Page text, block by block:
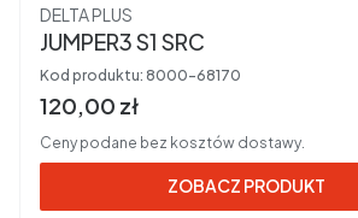
Producent
DELTA PLUS
JUMPER3 S1 SRC
Kod produktu: 8000-68170
Cena brutto
120,00 zł
Ceny podane bez kosztów dostawy.
ZOBACZ PRODUKT